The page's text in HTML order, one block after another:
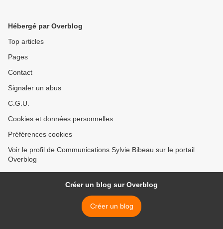
Hébergé par Overblog
Top articles
Pages
Contact
Signaler un abus
C.G.U.
Cookies et données personnelles
Préférences cookies
Voir le profil de Communications Sylvie Bibeau sur le portail
Overblog
Créer un blog sur Overblog
Créer un blog